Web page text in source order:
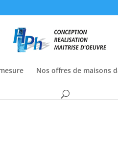
Nos offres de maisons